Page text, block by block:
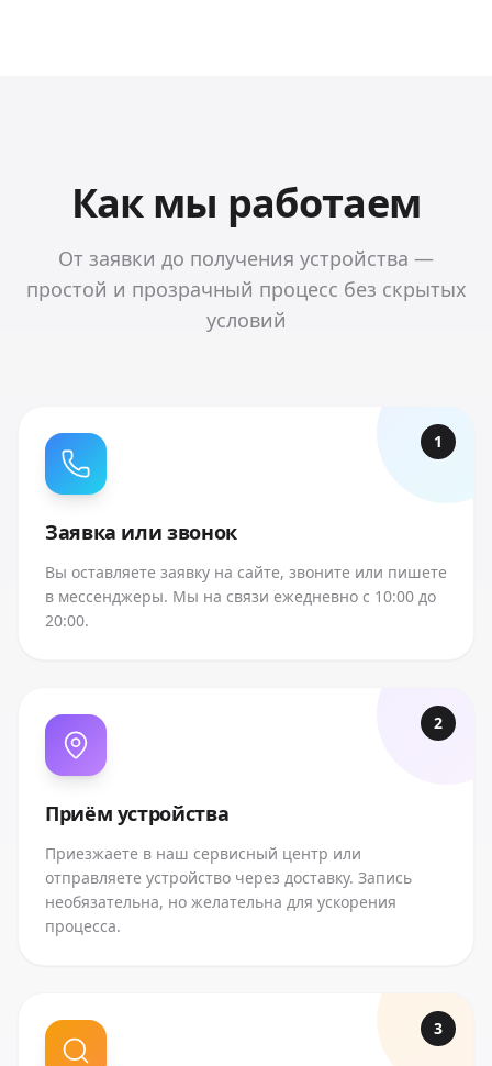
Как мы работаем
От заявки до получения устройства —
простой и прозрачный процесс без скрытых
условий
1
Заявка или звонок
Вы оставляете заявку на сайте, звоните или пишете
в мессенджеры. Мы на связи ежедневно с 10:00 до
20:00.
2
Приём устройства
Приезжаете в наш сервисный центр или
отправляете устройство через доставку. Запись
необязательна, но желательна для ускорения
процесса.
3